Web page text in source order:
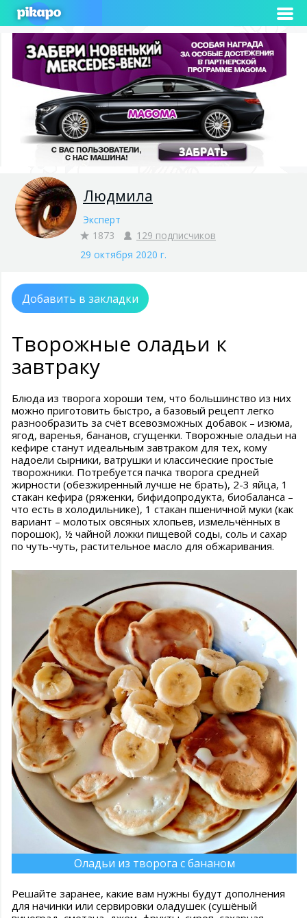
Людмила
Эксперт
1873
129 подписчиков
29 октября 2020 г.
Добавить в закладки
Творожные оладьи к
завтраку
Блюда из творога хороши тем, что большинство из них
можно приготовить быстро, а базовый рецепт легко
разнообразить за счёт всевозможных добавок – изюма,
ягод, варенья, бананов, сгущенки. Творожные оладьи на
кефире станут идеальным завтраком для тех, кому
надоели сырники, ватрушки и классические простые
творожники. Потребуется пачка творога средней
жирности (обезжиренный лучше не брать), 2-3 яйца, 1
стакан кефира (ряженки, бифидопродукта, биобаланса –
что есть в холодильнике), 1 стакан пшеничной муки (как
вариант – молотых овсяных хлопьев, измельчённых в
порошок), ½ чайной ложки пищевой соды, соль и сахар
по чуть-чуть, растительное масло для обжаривания.
Оладьи из творога с бананом
Решайте заранее, какие вам нужны будут дополнения
для начинки или сервировки оладушек (сушёный